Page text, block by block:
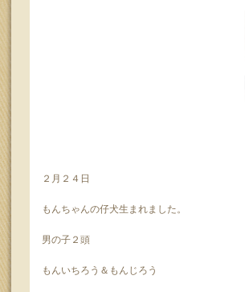
２月２４日
もんちゃんの仔犬生まれました。
男の子２頭
もんいちろう＆もんじろう